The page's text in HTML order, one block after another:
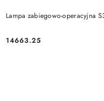
Lampa zabiegowo-operacyjna
Cena:
14663.25